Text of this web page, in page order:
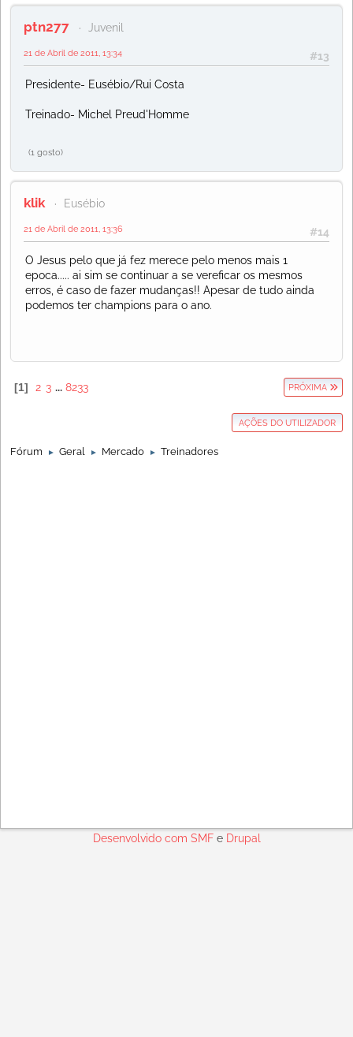
ptn277 Juvenil
#13
21 de Abril de 2011, 13:34
Presidente- Eusébio/Rui Costa
Treinado- Michel Preud'Homme
(1 gosto)
klik Eusébio
#14
21 de Abril de 2011, 13:36
O Jesus pelo que já fez merece pelo menos mais 1
epoca..... ai sim se continuar a se vereficar os mesmos
erros, é caso de fazer mudanças!! Apesar de tudo ainda
podemos ter champions para o ano.
1 2 3 ... 8233 PRÓXIMA
AÇÕES DO UTILIZADOR
Fórum ► Geral ► Mercado ► Treinadores
Desenvolvido com SMFe Drupal